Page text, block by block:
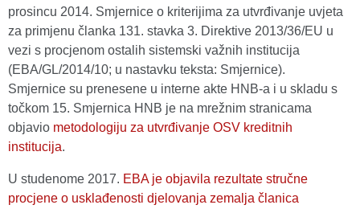
prosincu 2014. Smjernice o kriterijima za utvrđivanje uvjeta
za primjenu članka 131. stavka 3. Direktive 2013/36/EU u
vezi s procjenom ostalih sistemski važnih institucija
(EBA/GL/2014/10; u nastavku teksta: Smjernice).
Smjernice su prenesene u interne akte HNB-a i u skladu s
točkom 15. Smjernica HNB je na mrežnim stranicama
objavio metodologiju za utvrđivanje OSV kreditnih
institucija.
U studenome 2017. EBA je objavila rezultate stručne
procjene o usklađenosti djelovanja zemalja članica